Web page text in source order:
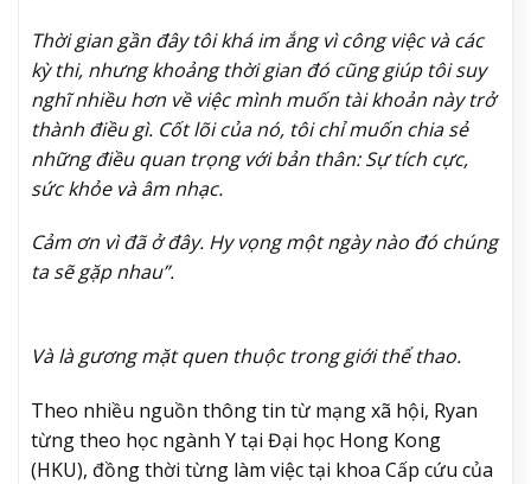
Thời gian gần đây tôi khá im ắng vì công việc và các
kỳ thi, nhưng khoảng thời gian đó cũng giúp tôi suy
nghĩ nhiều hơn về việc mình muốn tài khoản này trở
thành điều gì. Cốt lõi của nó, tôi chỉ muốn chia sẻ
những điều quan trọng với bản thân: Sự tích cực,
sức khỏe và âm nhạc.
Cảm ơn vì đã ở đây. Hy vọng một ngày nào đó chúng
ta sẽ gặp nhau”.
Và là gương mặt quen thuộc trong giới thể thao.
Theo nhiều nguồn thông tin từ mạng xã hội, Ryan
từng theo học ngành Y tại Đại học Hong Kong
(HKU), đồng thời từng làm việc tại khoa Cấp cứu của